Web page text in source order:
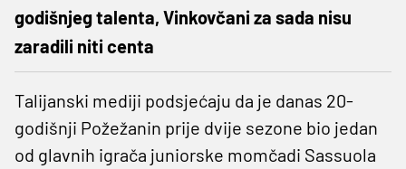
godišnjeg talenta, Vinkovčani za sada nisu
zaradili niti centa
Talijanski mediji podsjećaju da je danas 20-
godišnji Požežanin prije dvije sezone bio jedan
od glavnih igrača juniorske momčadi Sassuola